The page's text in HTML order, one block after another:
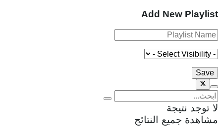
Add New Playlist
لا توجد نتيجة
مشاهدة جميع النتائج